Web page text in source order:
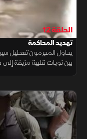
الحلقة 12
تهديد المحاكمة
يحاول المجرمون تعطيل سير
بين نوبات قلبية مزيفة
الانتهاكات.